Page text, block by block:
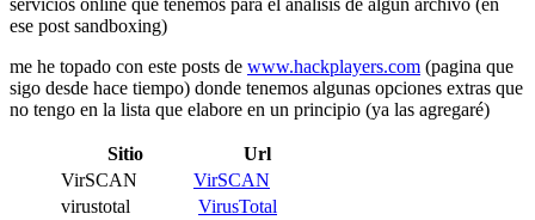
ese post sandboxing)
me he topado con este posts de www.hackplayers.com (pagina que
sigo desde hace tiempo) donde tenemos algunas opciones extras que
no tengo en la lista que elabore en un principio (ya las agregaré)
Sitio
Url
VirSCAN
VirSCAN
virustotal
VirusTotal